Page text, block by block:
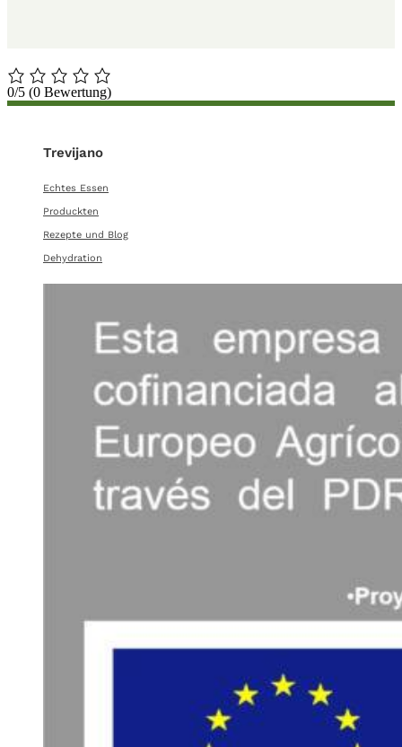
0/5 (0 Bewertung)
Trevijano
Echtes Essen
Produckten
Rezepte und Blog
Dehydration